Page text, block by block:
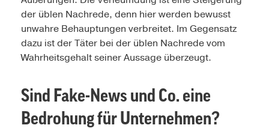
der üblen Nachrede, denn hier werden bewusst
unwahre Behauptungen verbreitet. Im Gegensatz
dazu ist der Täter bei der üblen Nachrede vom
Wahrheitsgehalt seiner Aussage überzeugt.
Sind Fake-News und Co. eine
Bedrohung für Unternehmen?